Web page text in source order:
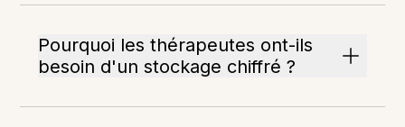
Pourquoi les thérapeutes ont-ils
besoin d'un stockage chiffré ?